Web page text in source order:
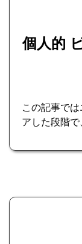
個人的
この記事で
アした段階